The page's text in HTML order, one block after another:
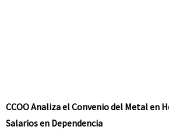
CCOO Analiza el Convenio del Metal en
Salarios en Dependencia